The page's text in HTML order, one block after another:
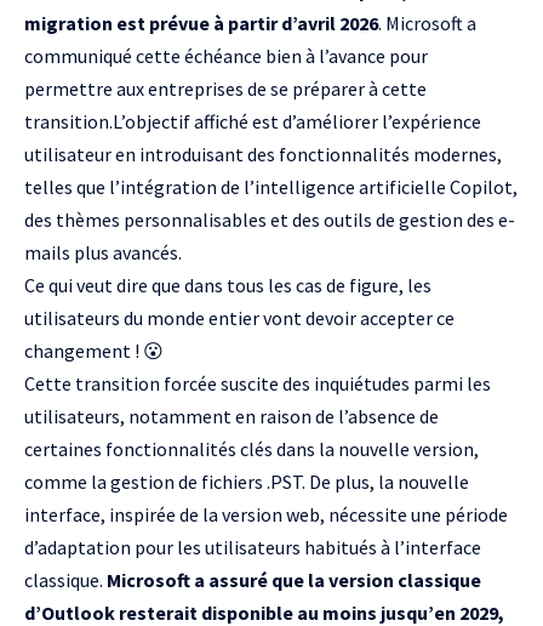
migration est prévue à partir d’avril 2026. Microsoft a
communiqué cette échéance bien à l’avance pour
permettre aux entreprises de se préparer à cette
transition.L’objectif affiché est d’améliorer l’expérience
utilisateur en introduisant des fonctionnalités modernes,
telles que l’intégration de l’intelligence artificielle Copilot,
des thèmes personnalisables et des outils de gestion des e-
mails plus avancés.
Ce qui veut dire que dans tous les cas de figure, les
utilisateurs du monde entier vont devoir accepter ce
changement ! 😮
Cette transition forcée suscite des inquiétudes parmi les
utilisateurs, notamment en raison de l’absence de
certaines fonctionnalités clés dans la nouvelle version,
comme la gestion de fichiers .PST. De plus, la nouvelle
interface, inspirée de la version web, nécessite une période
d’adaptation pour les utilisateurs habitués à l’interface
classique. Microsoft a assuré que la version classique
d’Outlook resterait disponible au moins jusqu’en 2029,